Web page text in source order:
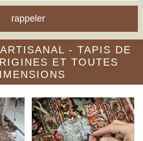
- TAPIS DE
ET TOUTES